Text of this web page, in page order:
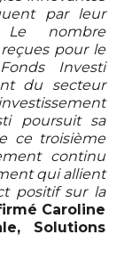
par leur
nombre
pour le
Investi
du secteur
poursuit sa
ce troisième
continu
qui allient
positif sur la
Caroline
Solutions